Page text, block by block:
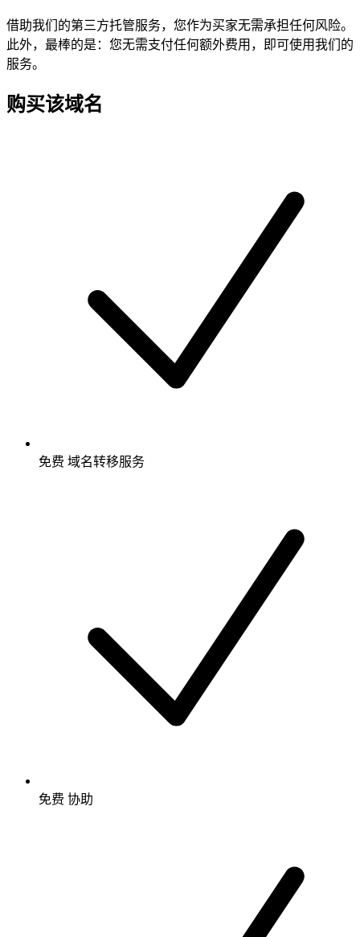
借助我们的第三方托管服务，您作为买家无需承担任何风险。
此外，最棒的是：您无需支付任何额外费用，即可使用我们的
服务。
购买该域名
免费 域名转移服务
免费 协助